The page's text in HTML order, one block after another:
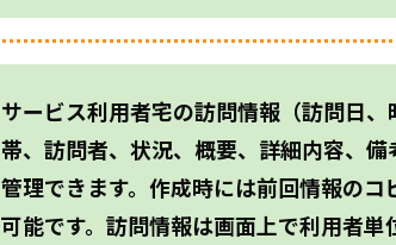
サービス利用者宅の訪問情報（訪問日、
帯、訪問者、状況、概要、詳細内容、備
管理できます。作成時には前回情報のコ
可能です。訪問情報は画面上で利用者単